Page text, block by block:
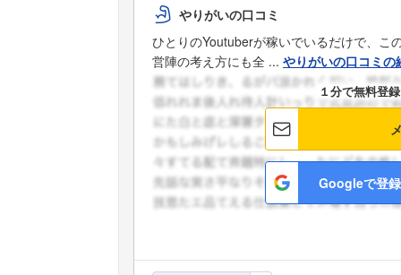
やりがいの口コミ
ひとりのYoutuberが稼いでいるだけで、こ
営陣の考え方にも全 ... やりがいの口コミの
１分で無料登
Googleで登録